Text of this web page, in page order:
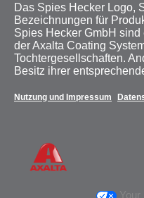
Das Spies Hecker Logo,
Bezeichnungen für
Spies Hecker GmbH
der Axalta Coating
Tochtergesellschaften.
Besitz ihrer
Nutzung und Impressum
Your